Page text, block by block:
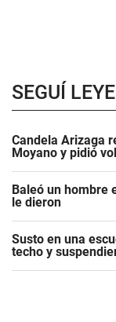
SEGUÍ
Candela Arizaga
Moyano y pidió
Baleó un hombre
le dieron
Susto en una
techo y